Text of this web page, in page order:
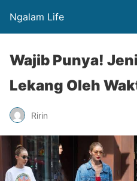
Ngalam Life
Wajib Punya!
Lekang Oleh
Ririn